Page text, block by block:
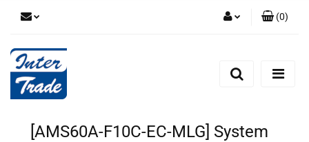
Zarejestruj się
(0)
[AMS60A-F10C-EC-MLG] System